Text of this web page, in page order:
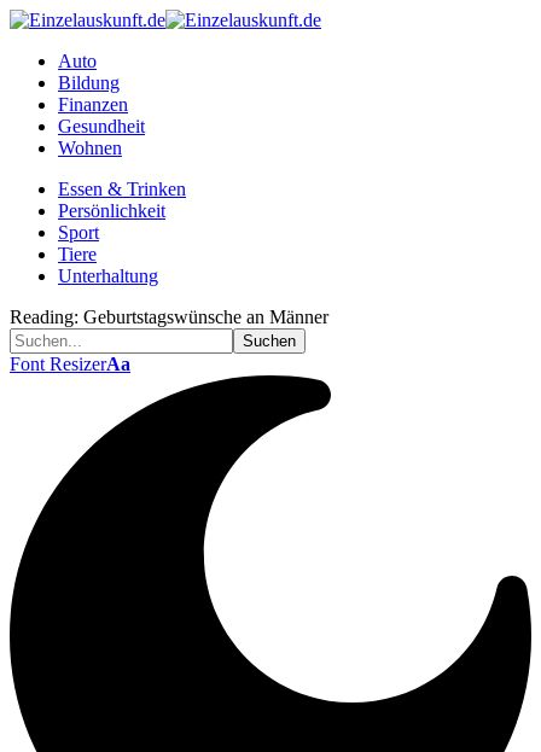
Auto
Bildung
Finanzen
Gesundheit
Wohnen
Essen & Trinken
Persönlichkeit
Sport
Tiere
Unterhaltung
Reading: Geburtstagswünsche an Männer
Font ResizerAa